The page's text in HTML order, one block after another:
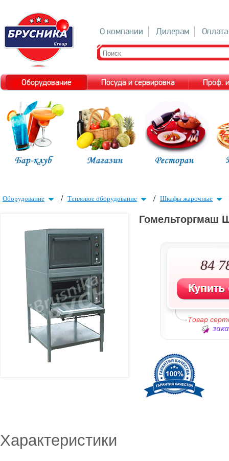
О компании Дилерам Оплата
Оборудование Посуда и сервировка Проф.
Оборудование / Тепловое оборудование / Шкафы жарочные
Гомельторгмаш
84
Товар
Характеристики